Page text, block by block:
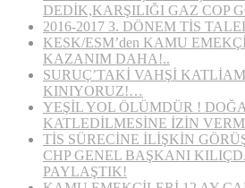
DEDİK,KARŞILIĞI GAZ COP
2016-2017 3. DÖNEM TİS
KESK/ESM’den KAMU
KAZANIM DAHA!..
SURUÇ’TAKİ VAHŞİ
KINIYORUZ!…
YEŞİL YOL ÖLÜMDÜR !
KATLEDİLMESİNE İZİN
TİS SÜRECİNE İLİŞKİN
CHP GENEL BAŞKANI
PAYLAŞTIK!